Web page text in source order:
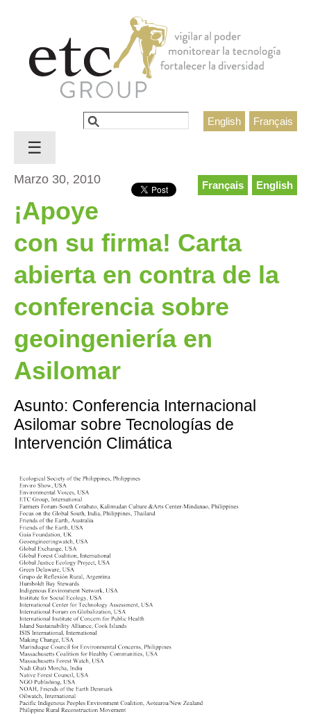
Français
English
Formulario de búsqueda
Buscar
English
Français
Marzo 30, 2010
¡Apoye
con su firma! Carta
abierta en contra de la
conferencia sobre
geoingeniería en
Asilomar
Asunto: Conferencia Internacional
Asilomar sobre Tecnologías de
Intervención Climática
☰